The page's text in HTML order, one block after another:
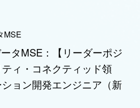
MSE
タMSE：【リーダーポジ
ィ・コネクティッド領
ョン開発エンジニア（新